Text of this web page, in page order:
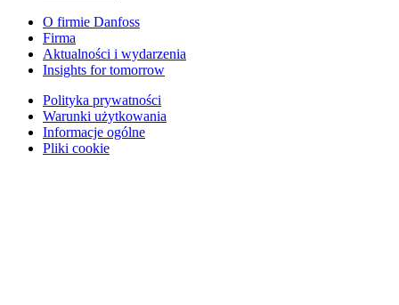
O firmie Danfoss
Firma
Aktualności i wydarzenia
Insights for tomorrow
Polityka prywatności
Warunki użytkowania
Informacje ogólne
Pliki cookie